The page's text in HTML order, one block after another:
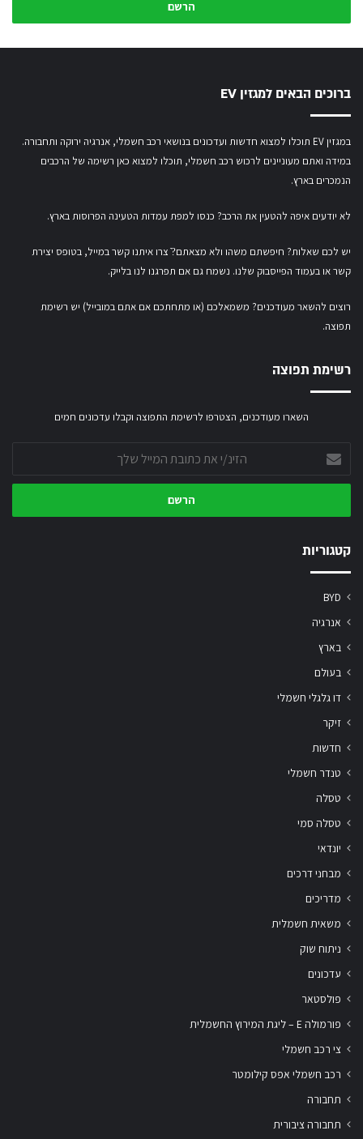
שלך
ברוכים הבאים למגזין EV
במגזין EV תוכלו למצוא חדשות ועדכונים בנושאי רכב חשמלי, אנרגיה ירוקה ותחבורה.
במידה ואתם מעוניינים לרכוש רכב חשמלי, תוכלו למצוא כאן רשימה של הרכבים
הנמכרים בארץ.
לא יודעים איפה להטעין את הרכב? כנסו למפת עמדות הטעינה הפרוסות בארץ.
יש לכם שאלות? חיפשתם משהו ולא מצאתם?ֿ צרו איתנו קשר במייל, בטופס יצירת
קשראובעמוד הפייסבוק שלנו. נשמח גם אם תפרגנו לנו בלייק.
רוצים להשאר מעודכנים? משמאלכם (או מתחתכם אם אתם במובייל) יש רשימת
תפוצה.
רשימת תפוצה
השארו מעודכנים, הצטרפו לרשימת התפוצה וקבלו עדכונים חמים
את
כתובת
שלך
קטגוריות
BYD
אנרגיה
בארץ
בעולם
דו גלגלי חשמלי
זיקר
חדשות
טנדר חשמלי
טסלה
טסלה סמי
יונדאי
מבחני דרכים
מדריכים
משאית חשמלית
ניתוח שוק
עדכונים
פולסטאר
פורמולה E – ליגת המירוץ החשמלית
צי רכב חשמלי
רכב חשמלי אפס קילומטר
תחבורה
תחבורה ציבורית